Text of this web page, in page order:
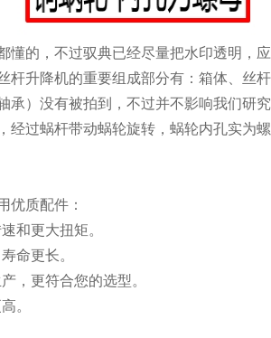
懂的，不过驭典已经尽量把水印透明，应
杆升降机的重要组成部分有：箱体、丝
）没有被拍到，不过并不影响我们研究
经过蜗杆带动蜗轮旋转，蜗轮内孔实为
优质配件：
和更大扭矩。
命更长。
，更符合您的选型。
。